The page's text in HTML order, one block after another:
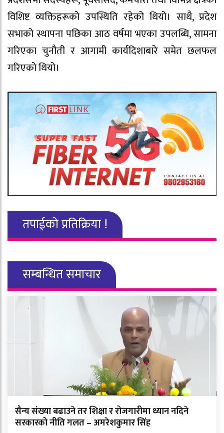
विशिष्ट व्यक्तिहरूको उपस्थिति रहेको थियो। साथै, प्रदेश
सभाको स्थापना पछिका आठ वर्षमा भएका उपलब्धि, सामना
गरिएका चुनौती र आगामी कार्यदिशाबारे समेत छलफल
गरिएको थियो।
तपाईको प्रतिक्रिया !
सम्बन्धित समाचार
सैन्य संख्या बढाउने तर शिक्षा र रोजगारीमा ध्यान नदिने
सरकारको नीति गलत – अमरेशकुमार सिंह